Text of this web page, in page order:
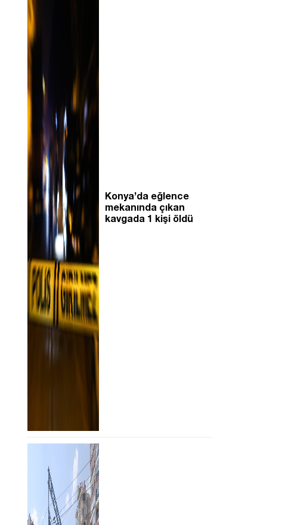
Konya’da eğlence
mekanında çıkan
kavgada 1 kişi öldü